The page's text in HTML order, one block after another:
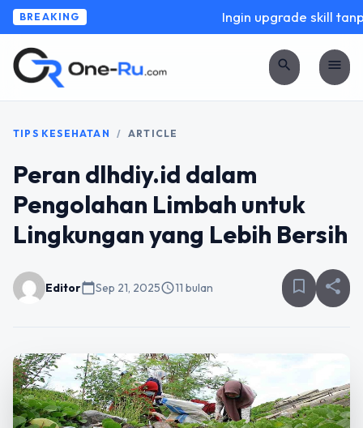
BREAKING Ingin upgrade skill
search menu
TIPS KESEHATAN / ARTICLE
Peran dlhdiy.id dalam
Pengolahan Limbah untuk
Lingkungan yang Lebih Bersih
Editorcalendar_todaySep 21, 2025schedule11 bulan bookmark_border share